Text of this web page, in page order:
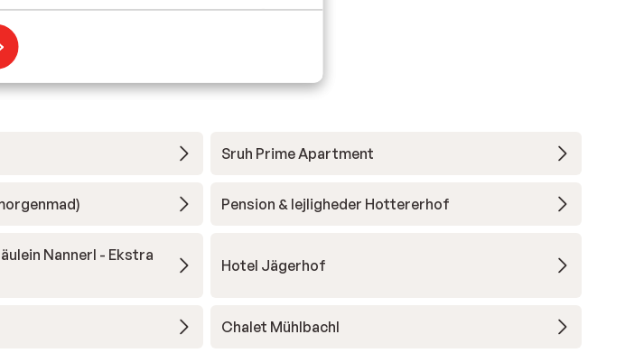
Sruh Prime Apartment
Pension & lejligheder Hottererhof
Nannerl - Ekstra
Hotel Jägerhof
Chalet Mühlbachl